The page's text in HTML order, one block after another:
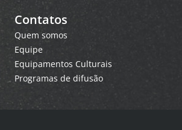
Contatos
Quem somos
Equipe
Equipamentos Culturais
Programas de difusão